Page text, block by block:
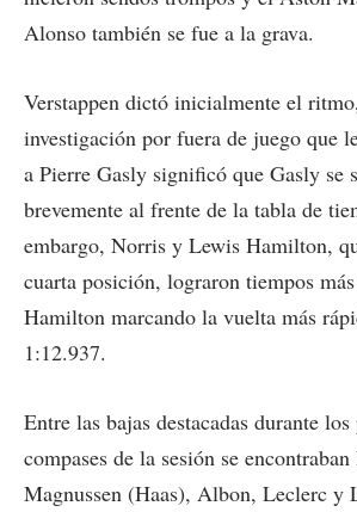
Alonso también se fue a la grava.
Verstappen dictó inicialmente el
investigación por fuera de juego que
a Pierre Gasly significó que Gasly se
brevemente al frente de la tabla de
embargo, Norris y Lewis Hamilton,
cuarta posición, lograron tiempos
Hamilton marcando la vuelta más
1:12.937.
Entre las bajas destacadas durante
compases de la sesión se
Magnussen (Haas), Albon, Leclerc y